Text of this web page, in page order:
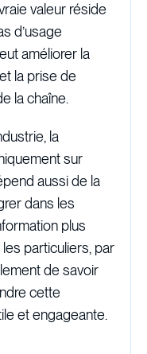
valeur réside
d’usage
améliorer la
la prise de
la chaîne.
la
sur
aussi de la
dans les
plus
les particuliers, par
de savoir
cette
et engageante.